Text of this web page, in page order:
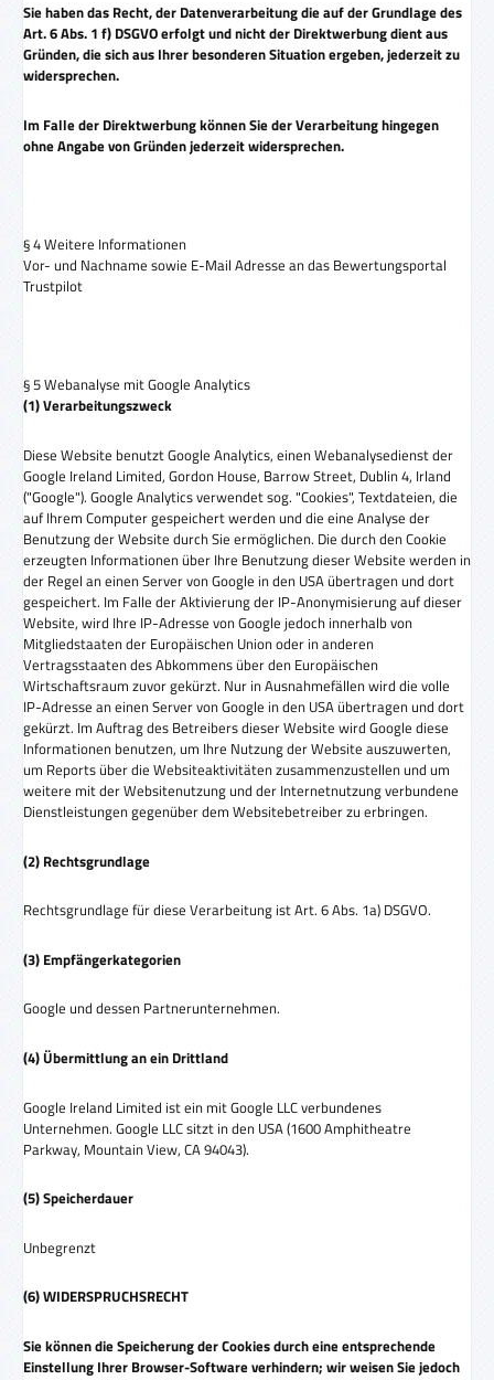
Sie haben das Recht, der Datenverarbeitung die auf der Grundlage des
Art. 6 Abs. 1 f) DSGVO erfolgt und nicht der Direktwerbung dient aus
Gründen, die sich aus Ihrer besonderen Situation ergeben, jederzeit zu
widersprechen.
Im Falle der Direktwerbung können Sie der Verarbeitung hingegen
ohne Angabe von Gründen jederzeit widersprechen.
§ 4 Weitere Informationen
Vor- und Nachname sowie E-Mail Adresse an das Bewertungsportal
Trustpilot
§ 5 Webanalyse mit Google Analytics
(1) Verarbeitungszweck
Diese Website benutzt Google Analytics, einen Webanalysedienst der
Google Ireland Limited, Gordon House, Barrow Street, Dublin 4, Irland
("Google"). Google Analytics verwendet sog. "Cookies", Textdateien, die
auf Ihrem Computer gespeichert werden und die eine Analyse der
Benutzung der Website durch Sie ermöglichen. Die durch den Cookie
erzeugten Informationen über Ihre Benutzung dieser Website werden in
der Regel an einen Server von Google in den USA übertragen und dort
gespeichert. Im Falle der Aktivierung der IP-Anonymisierung auf dieser
Website, wird Ihre IP-Adresse von Google jedoch innerhalb von
Mitgliedstaaten der Europäischen Union oder in anderen
Vertragsstaaten des Abkommens über den Europäischen
Wirtschaftsraum zuvor gekürzt. Nur in Ausnahmefällen wird die volle
IP-Adresse an einen Server von Google in den USA übertragen und dort
gekürzt. Im Auftrag des Betreibers dieser Website wird Google diese
Informationen benutzen, um Ihre Nutzung der Website auszuwerten,
um Reports über die Websiteaktivitäten zusammenzustellen und um
weitere mit der Websitenutzung und der Internetnutzung verbundene
Dienstleistungen gegenüber dem Websitebetreiber zu erbringen.
(2) Rechtsgrundlage
Rechtsgrundlage für diese Verarbeitung ist Art. 6 Abs. 1a) DSGVO.
(3) Empfängerkategorien
Google und dessen Partnerunternehmen.
(4) Übermittlung an ein Drittland
Google Ireland Limited ist ein mit Google LLC verbundenes
Unternehmen. Google LLC sitzt in den USA (1600 Amphitheatre
Parkway, Mountain View, CA 94043).
(5) Speicherdauer
Unbegrenzt
(6) WIDERSPRUCHSRECHT
Sie können die Speicherung der Cookies durch eine entsprechende
Einstellung Ihrer Browser-Software verhindern; wir weisen Sie jedoch